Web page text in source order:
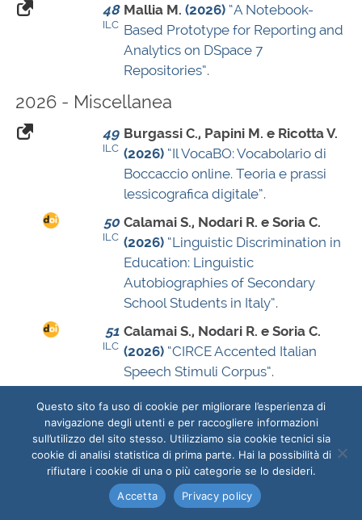
48
ILC
Mallia M. (2026) “A Notebook-
Based Prototype for Reporting and
Analytics on DSpace 7
Repositories”.
2026 - Miscellanea
49
ILC
Burgassi C., Papini M. e Ricotta V.
(2026) “Il VocaBO: Vocabolario di
Boccaccio online. Teoria e prassi
lessicografica digitale”.
50
ILC
Calamai S., Nodari R. e Soria C.
(2026) “Linguistic Discrimination in
Education: Linguistic
Autobiographies of Secondary
School Students in Italy”.
51
ILC
Calamai S., Nodari R. e Soria C.
(2026) “CIRCE Accented Italian
Speech Stimuli Corpus”.
ILC
Calamai S., Nodari R., Soria C. e
Carella G. (2026) “CIRCE
Experimental Results on Italian
and English Accent Perception” .
53
ILC
Calamai S., Soria C., Angiolini C. S.,
Meer P., Fuchs R., Guerra L.,
Questo sito fa uso di cookie per migliorare l’esperienza di
navigazione degli utenti e per raccogliere informazioni
sull’utilizzo del sito stesso. Utilizziamo sia cookie tecnici sia
cookie di analisi statistica di prima parte. Hai la possibilità di
rifiutare i cookie di una o più categorie se lo desideri.
Accetta
Privacy policy